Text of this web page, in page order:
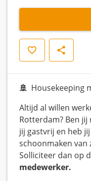
Save Share
🚢 Housekeeping
Altijd al willen
Rotterdam? Ben jij
jij gastvrij en heb
schoonmaken van
Solliciteer dan op
medewerker.